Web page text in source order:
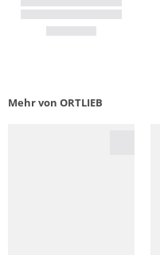
Mehr von ORTLIEB